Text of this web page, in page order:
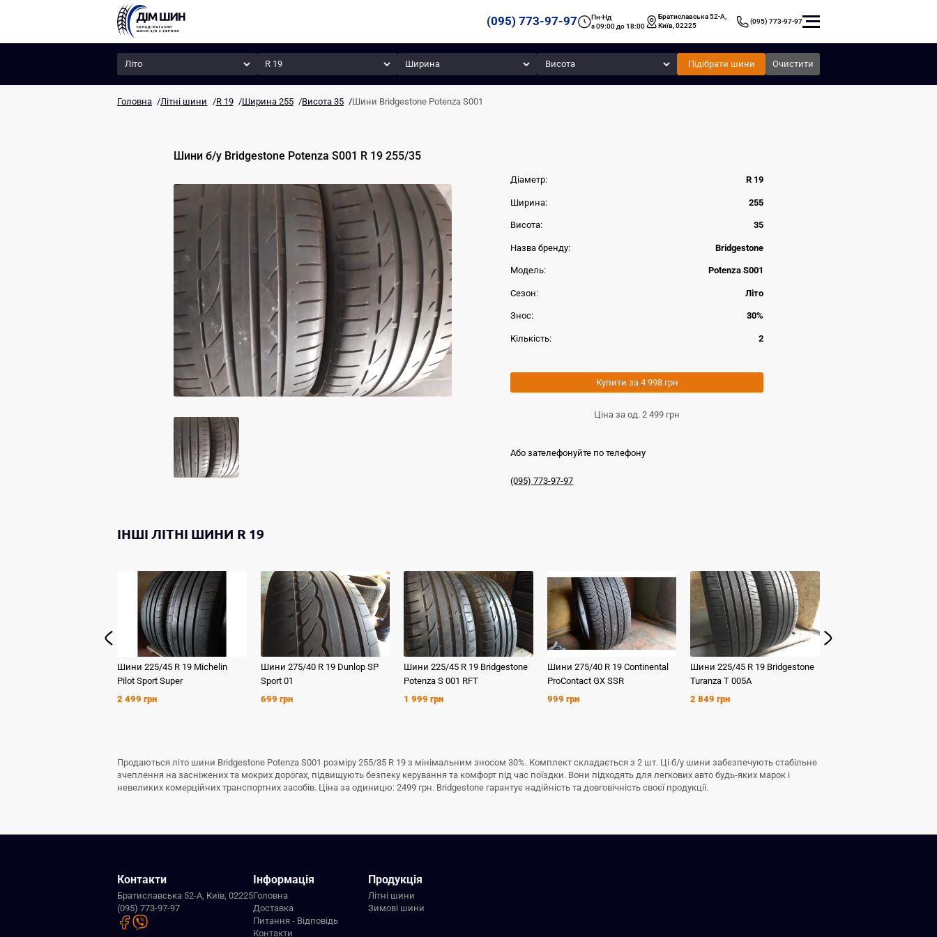
(095) 773-97-97
Пн-Нд
з 09:00 до 18:00
Братиславська 52-А,
Київ, 02225
(095) 773-97-97
Сезон Радіус Ширина Висота
Підібрати шини Очистити
Головна /Літні шини /R 19 /Ширина 255 /Висота 35 /Шини Bridgestone Potenza S001
Шини б/у Bridgestone Potenza S001 R 19 255/35
Діаметр: R 19
Ширина: 255
Висота: 35
Назва бренду: Bridgestone
Модель: Potenza S001
Сезон: Літо
Знос: 30%
Кількість: 2
Купити за 4 998 грн
Ціна за од.2 499 грн
Або зателефонуйте по телефону
(095) 773-97-97
ІНШІЛІТНІ ШИНИ R 19
Шини 225/45 R 19 Michelin
Pilot Sport Super
2 499 грн
Шини 275/40 R 19 Dunlop SP
Sport 01
699 грн
Шини225/45 R 19 Bridgestone
Potenza S 001 RFT
1 999 грн
Шини 275/40 R 19 Continental
ProContact GX SSR
999 грн
Шини225/45 R 19 Bridgestone
Turanza T 005A
2 849 грн
Продаються літо шини Bridgestone Potenza S001 розміру 255/35 R 19 з мінімальним зносом 30%. Комплект складається з 2 шт. Ці б/у шини забезпечують стабільне
зчеплення на засніжених та мокрих дорогах, підвищують безпеку керування та комфорт під час поїздки. Вони підходять для легкових авто будь-яких марок і
невеликих комерційних транспортних засобів. Ціна за одиницю: 2499 грн. Bridgestone гарантує надійність та довговічність своєї продукції.
Контакти
Братиславська 52-А, Київ, 02225
(095) 773-97-97
Інформація
Головна
Доставка
Питання - Відповідь
Контакти
Продукція
Літні шини
Зимові шини